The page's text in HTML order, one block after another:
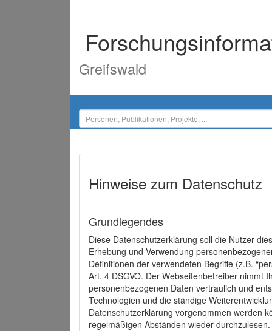
Greifswald
Hinweise zum Datenschutz
Grundlegendes
Diese Datenschutzerklärung soll die Nutzer
Erhebung und Verwendung
Definitionen der verwendeten Begriffe (z.B.
Art. 4 DSGVO. Der Webseitenbetreiber nimmt
personenbezogenen Daten vertraulich und
Technologien und die ständige
Datenschutzerklärung vorgenommen werden
regelmäßigen Abständen wieder durchzulesen.